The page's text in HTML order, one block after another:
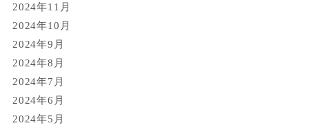
2024年11月
2024年10月
2024年9月
2024年8月
2024年7月
2024年6月
2024年5月